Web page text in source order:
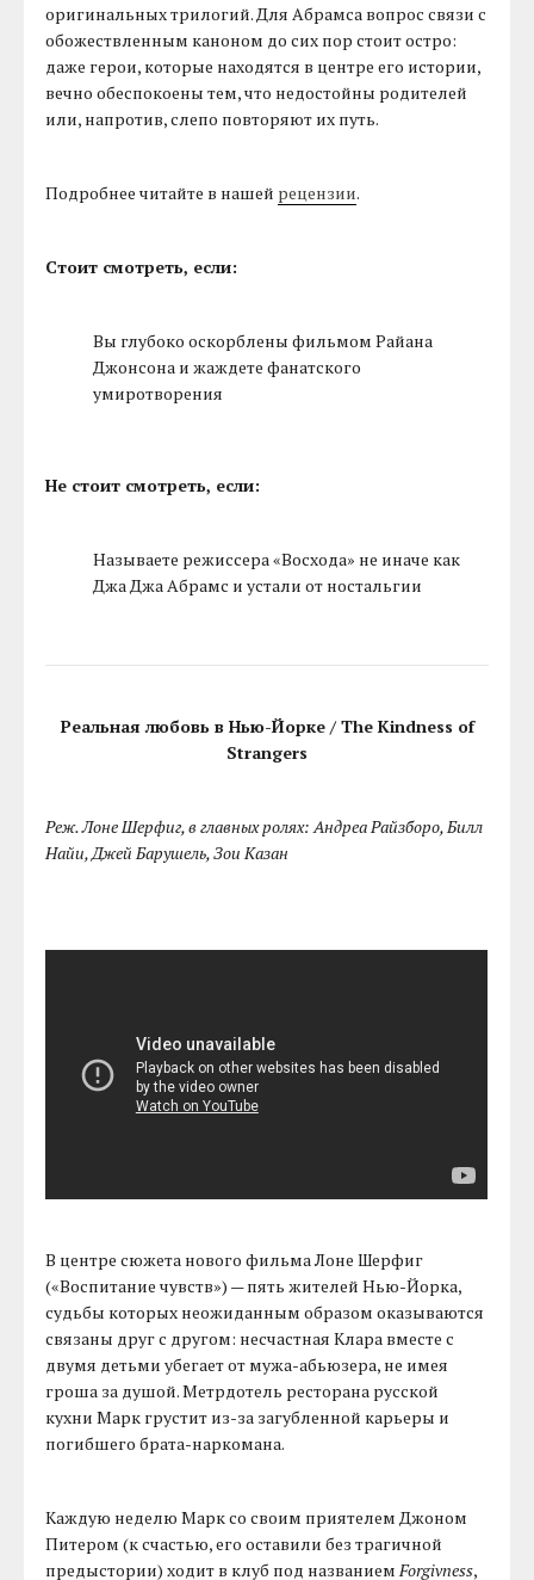
оригинальных трилогий. Для Абрамса вопрос связи с
обожествленным каноном до сих пор стоит остро:
даже герои, которые находятся в центре его истории,
вечно обеспокоены тем, что недостойны родителей
или, напротив, слепо повторяют их путь.
Подробнее читайте в нашей рецензии.
Стоит смотреть, если:
Вы глубоко оскорблены фильмом Райана
Джонсона и жаждете фанатского
умиротворения
Не стоит смотреть, если:
Называете режиссера «Восхода» не иначе как
Джа Джа Абрамс и устали от ностальгии
Реальная любовь в Нью-Йорке / The Kindness of
Strangers
Реж. Лоне Шерфиг, в главных ролях: Андреа Райзборо, Билл
Найи, Джей Барушель, Зои Казан
В центре сюжета нового фильма Лоне Шерфиг
(«Воспитание чувств») — пять жителей Нью-Йорка,
судьбы которых неожиданным образом оказываются
связаны друг с другом: несчастная Клара вместе с
двумя детьми убегает от мужа-абьюзера, не имея
гроша за душой. Метрдотель ресторана русской
кухни Марк грустит из-за загубленной карьеры и
погибшего брата-наркомана.
Каждую неделю Марк со своим приятелем Джоном
Питером (к счастью, его оставили без трагичной
предыстории) ходит в клуб под названиемForgivness,